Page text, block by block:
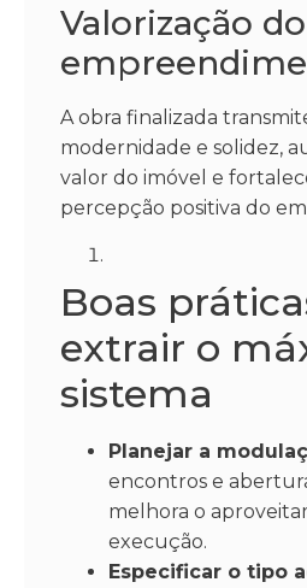
Valorização do
A obra finalizada
modernidade e solidez,
valor do imóvel e
percepção positiva do
Boas
extrair o
sistema
Planejar a
encontros e
melhora o
execução.
Especificar o tipo